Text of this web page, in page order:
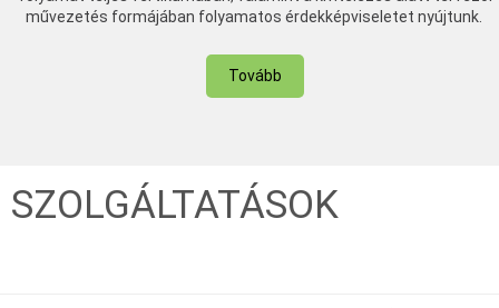
művezetés formájában folyamatos érdekképviseletet nyújtunk.
Tovább
SZOLGÁLTATÁSOK